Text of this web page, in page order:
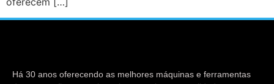
Há 30 anos oferecendo as melhores máquinas e ferramentas